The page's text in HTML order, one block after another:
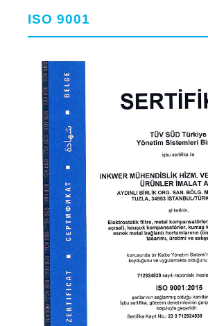
ISO 9001